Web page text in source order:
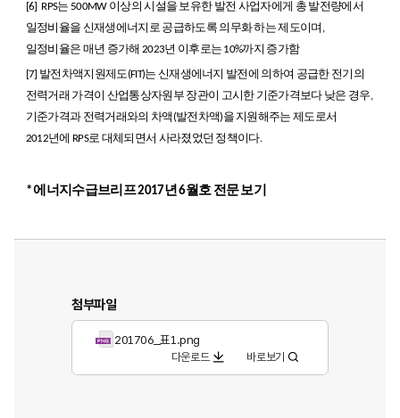
[6]
RPS는 500MW 이상의 시설을 보유한 발전 사업자에게 총 발전량에서
일정비율을 신재생에너지로 공급하도록 의무화 하는 제도이며,
일정비율은 매년 증가해 2023년 이후로는 10%까지 증가함
[7] 발전차액지원제도(FIT)는 신재생에너지 발전에 의하여 공급한 전기의
전력거래 가격이 산업통상자원부 장관이 고시한 기준가격보다 낮은 경우,
기준가격과 전력거래와의 차액(발전차액)을 지원해주는 제도로서
2012년에 RPS로 대체되면서 사라졌었던 정책이다.
* 에너지수급브리프 2017년 6월호 전문 보기
첨부파일
201706_표1.png
다운로드 바로보기